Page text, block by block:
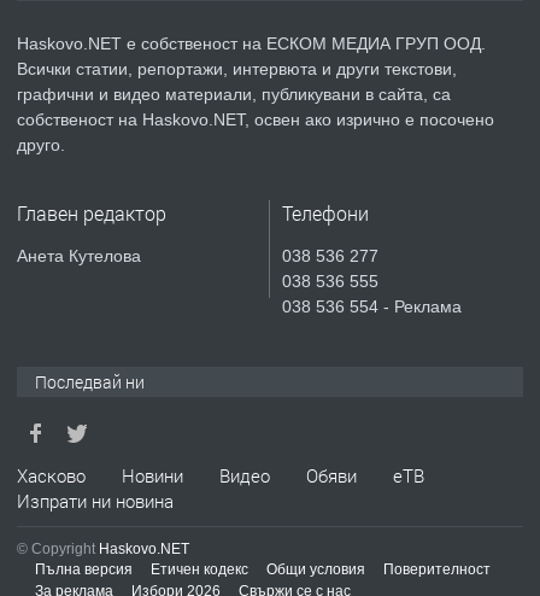
преди 2 дни
ПРЕДЛАГА
№4119 Едностаен обзаведен
Къртене на бетон! Събаряне на
преди 6 дни
Haskovo.NET е собственост на ЕСКОМ МЕДИА ГРУП ООД.
Всички статии, репортажи, интервюта и други текстови,
графични и видео материали, публикувани в сайта, са
собственост на Haskovo.NET, освен ако изрично е посочено
друго.
Главен редактор
Анета Кутелова
Телефони
038 536 277
038 536 555
038 536 554 - Реклама
Последвай ни
Хасково Новини Видео Обяви
еТВ
Изпрати ни новина
© Copyright Haskovo.NET
Пълна версия
Етичен кодекс Общи условия
Поверителност
За реклама
Избори 2026 Свържи се с нас